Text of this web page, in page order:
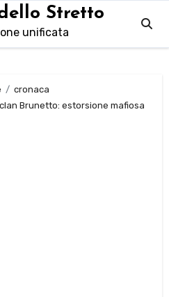
Stretto
unificata
cronaca
Brunetto: estorsione mafiosa